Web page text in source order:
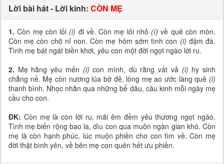
Lời bài hát - Lời kinh: CÒN MẸ
1.Còn mẹ còn lối (i) đi về. Còn mẹ lối nhỏ (í)về quê còn mòn.
Còn mẹ còn chõ nỉ non. Còn mẹ hôm sớm tình con (i) đậm đà.
Tình mẹ bát ngát biền khơi, yêu con một đời ngọt ngào lời ru.
2. Mẹ hằng yêu mến (i)con mình, dù rằng vất vả (i) hy sinh
chẳng nề. Mẹ còn nương lúa bờ đê, lòng mẹ ao ước làng quê (i)
thanh bình. Nhọc nhằn qua những bể dâu, câu kinh mỗi ngày mẹ
cầu cho con.
ĐK: Còn mẹ là còn lời ru, mãi êm đềm yêu thương ngọt ngào.
Tình mẹ biển rộng bao la, dìu con qua muôn ngàn gian khó. Còn
mẹ là còn hạnh phúc, lúc muộn phiền cho con tìm về. Còn mẹ
đời thật bình yên, về bên mẹ con quên hết ưu phiền.